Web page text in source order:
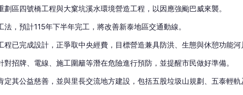
區四號橋工程與大窠坑溪水環境營造工程，以因應強颱巴威來襲。
，預計115年下半年完工，將改善新泰地區交通動線。
已完成設計，正爭取中央經費，目標營造兼具防洪、生態與休憩功能河
招牌、電線、施工圍籬等潛在危險進行預防，並提醒市民做好準備。
其公益慈善，並與里長交流地方建設，包括五股垃圾山規劃、五泰輕軌